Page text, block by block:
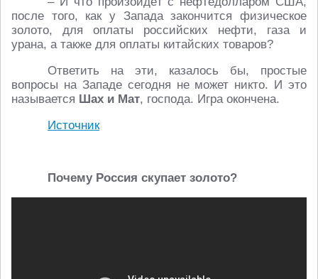
после того, как у Запада закончится физическое
золото, для оплаты российских нефти, газа и
урана, а также для оплаты китайских товаров?
Ответить на эти, казалось бы, простые
вопросы на Западе сегодня не может никто. И это
называется Шах и Мат, господа. Игра окончена.
Источник
ПочемуРоссия скупает золото?